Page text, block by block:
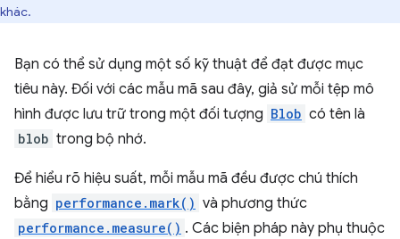
khác.
Bạn có thể sử dụng một số kỹ thuật để đạt được mục
tiêu này. Đối với các mẫu mã sau đây, giả sử mỗi tệp mô
hình được lưu trữ trong một đối tượng Blob có tên là
blob trong bộ nhớ.
Để hiểu rõ hiệu suất, mỗi mẫu mã đều được chú thích
bằng performance.mark() và phương thức
performance.measure() . Các biện pháp này phụ thuộc